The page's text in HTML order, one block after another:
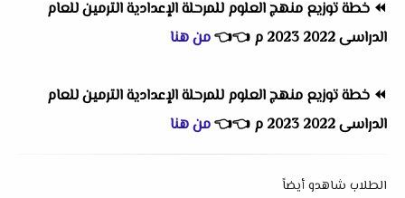
⏪ خطة توزيع منهج العلوم للمرحلة الإعدادية الترمين للعام
الدراسى 2022 2023 م
👈
👈من هنا
⏪ خطة توزيع منهج العلوم للمرحلة الإعدادية الترمين للعام
الدراسى 2022 2023 م
👈
👈من هنا
الطلاب شاهدو أيضاً